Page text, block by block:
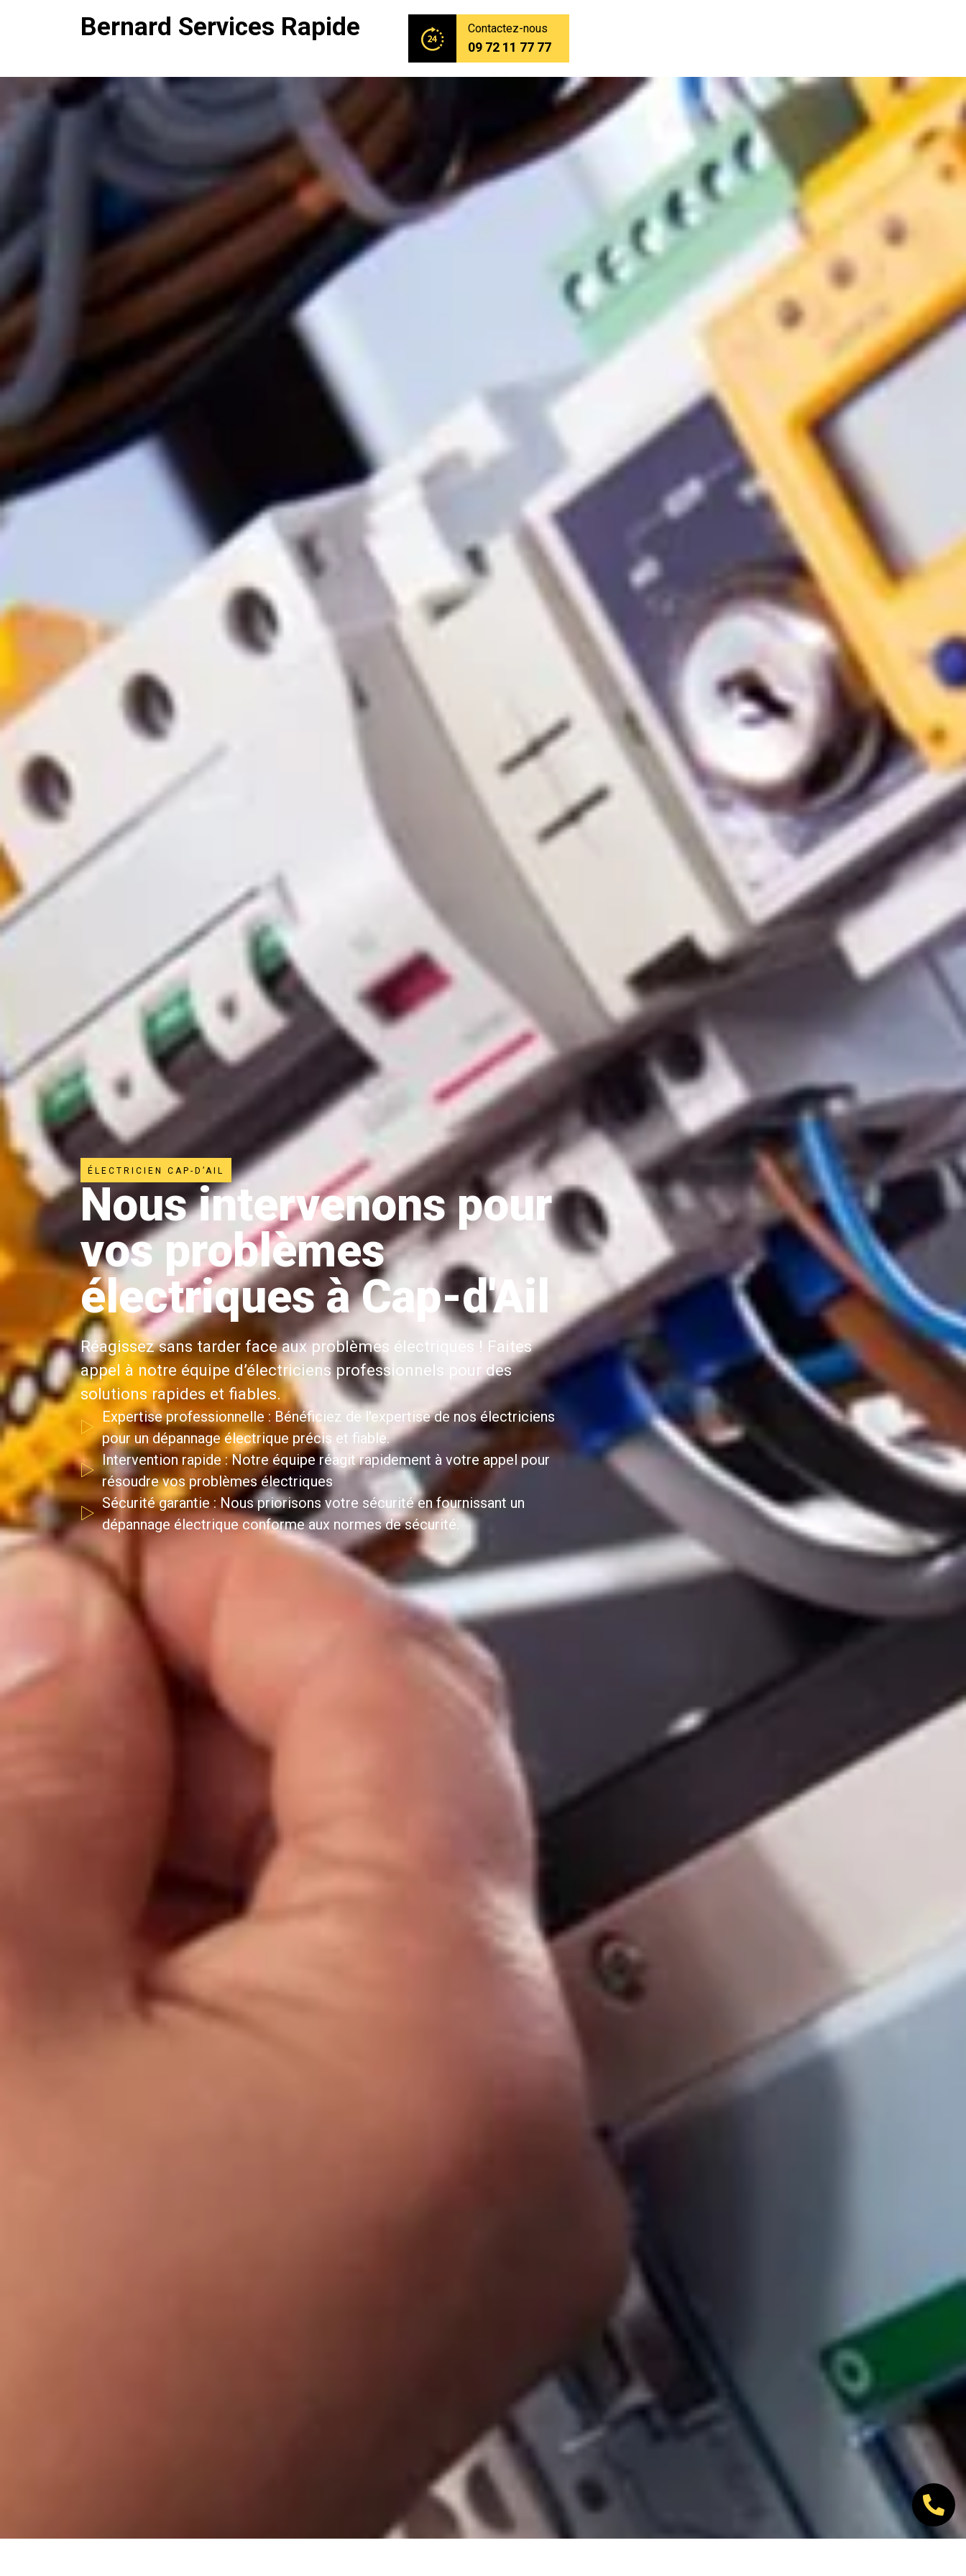
Bernard Services Rapide Contactez-nous
09 72 11 77 77
ÉLECTRICIEN CAP-D’AIL
Nous intervenons pour
vos problèmes
électriques à Cap-d'Ail
Réagissez sans tarder face aux problèmes électriques ! Faites
appel à notre équipe d’électriciens professionnels pour des
solutions rapides et fiables.
Expertise professionnelle : Bénéficiez de l'expertise de nos électriciens
pour un dépannage électrique précis et fiable.
Intervention rapide : Notre équipe réagit rapidement à votre appel pour
résoudre vos problèmes électriques
Sécurité garantie : Nous priorisons votre sécurité en fournissant un
dépannage électrique conforme aux normes de sécurité.